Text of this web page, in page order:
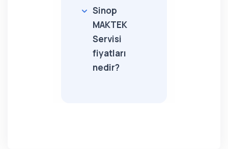
Sinop
MAKTEK
Servisi
fiyatları
nedir?